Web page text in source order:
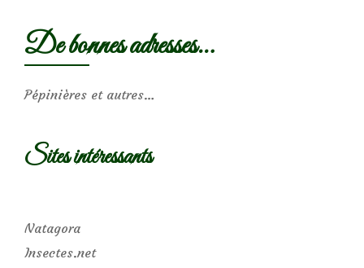
De bonnes adresses…
Pépinières et autres…
Sites intéressants
Natagora
Insectes.net